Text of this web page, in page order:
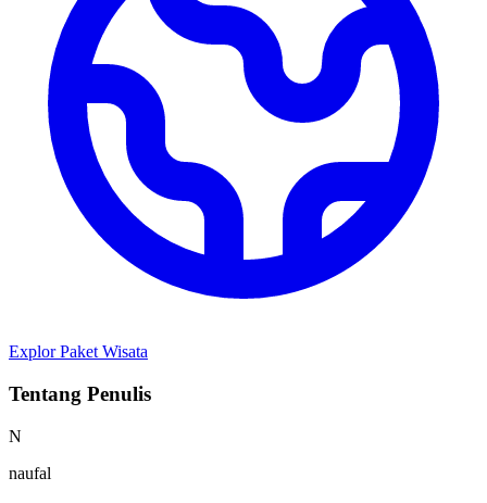
Explor Paket Wisata
Tentang Penulis
N
naufal